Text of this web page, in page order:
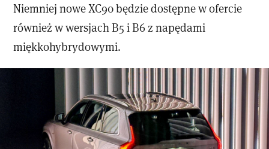
Niemniej nowe XC90 będzie dostępne w ofercie
również w wersjach B5 i B6 z napędami
miękkohybrydowymi.